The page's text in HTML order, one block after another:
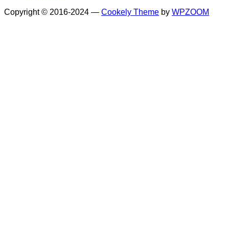
Copyright © 2016-2024 — Cookely Theme by WPZOOM